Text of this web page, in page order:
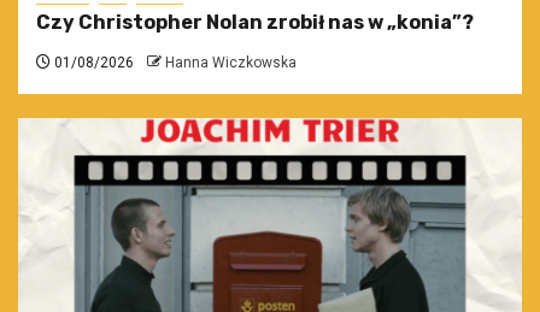
Czy Christopher Nolan zrobił nas w „konia”?
01/08/2026 Hanna Wiczkowska